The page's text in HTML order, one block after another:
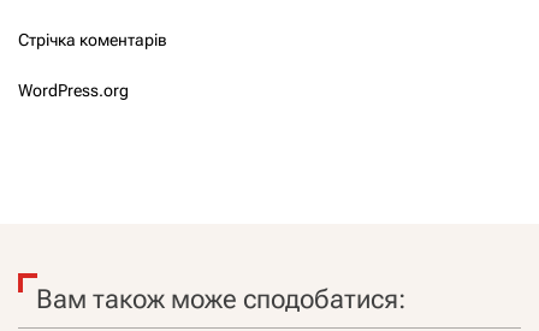
Стрічка коментарів
WordPress.org
Вам також може сподобатися: